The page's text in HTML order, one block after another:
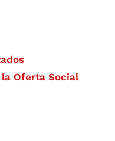
Oferta Social